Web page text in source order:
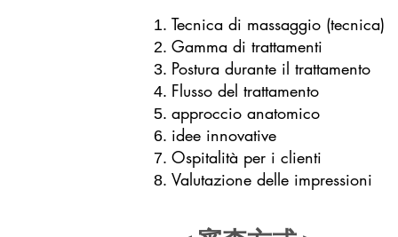
Tecnica di massaggio (tecnica)
Gamma di trattamenti
Postura durante il trattamento
Flusso del trattamento
approccio anatomico
idee innovative
Ospitalità per i clienti
Valutazione delle impressioni